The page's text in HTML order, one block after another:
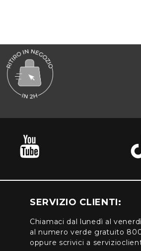
SERVIZIO CLIENTI:
Chiamaci dal lunedì al
al numero verde gratuito
oppure scrivici a